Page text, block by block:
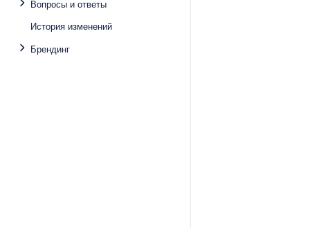
Вопросы и ответы
История изменений
Брендинг